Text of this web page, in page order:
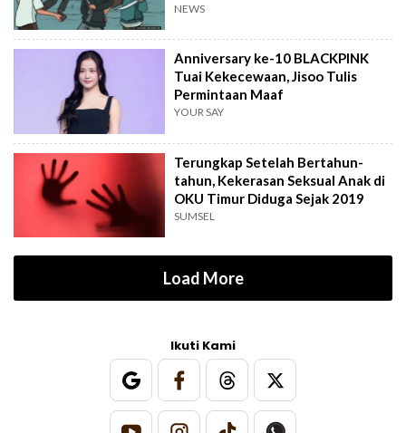
NEWS
Anniversary ke-10 BLACKPINK
Tuai Kekecewaan, Jisoo Tulis
Permintaan Maaf
YOUR SAY
Terungkap Setelah Bertahun-
tahun, Kekerasan Seksual Anak di
OKU Timur Diduga Sejak 2019
SUMSEL
Load More
Ikuti Kami